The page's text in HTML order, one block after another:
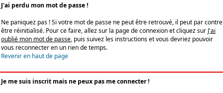
J'ai perdu mon mot de passe !
Ne paniquez pas ! Si votre mot de passe ne peut être retrouvé, il peut par contre
être réinitialisé. Pour ce faire, allez sur la page de connexion et cliquez sur J'ai
oublié mon mot de passe, puis suivez les instructions et vous devriez pouvoir
vous reconnecter en un rien de temps.
Revenir en haut de page
Je me suis inscrit mais ne peux pas me connecter !